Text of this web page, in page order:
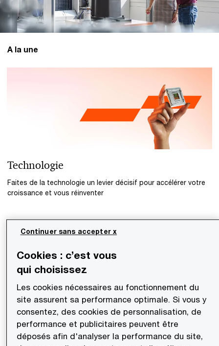
A la une
Technologie
Faites de la technologie un levier décisif pour accélérer votre
croissance et vous réinventer​
Décoder l'IA : du pilote au ROI
20% des entreprises captent 74% de la valeur créée par l'IA.
Cookies : c’est vous
qui choisissez
Les cookies nécessaires au fonctionnement du
site assurent sa performance optimale. Si vous y
consentez, des cookies de personnalisation, de
performance et publicitaires peuvent être
déposés afin d'analyser la performance du site,
Continuer sans accepter x